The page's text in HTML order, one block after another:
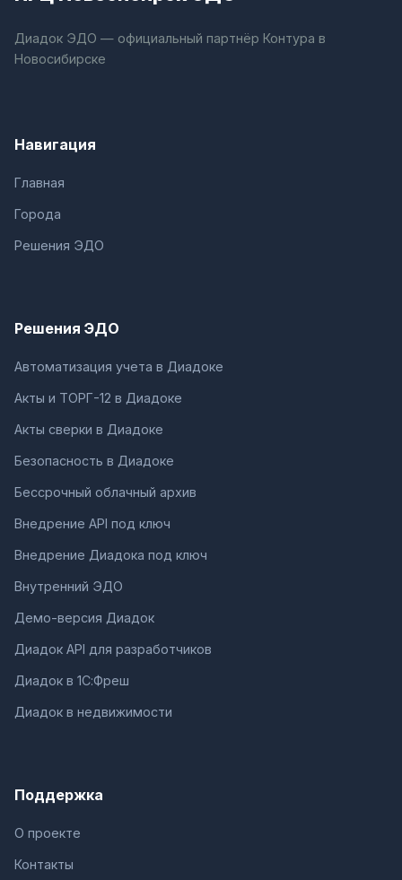
Диадок ЭДО — официальный партнёр Контура в
Новосибирске
Навигация
Главная
Города
Решения ЭДО
Решения ЭДО
Автоматизация учета в Диадоке
Акты и ТОРГ-12 в Диадоке
Акты сверки в Диадоке
Безопасность в Диадоке
Бессрочный облачный архив
Внедрение API под ключ
Внедрение Диадока под ключ
Внутренний ЭДО
Демо-версия Диадок
Диадок API для разработчиков
Диадок в 1С:Фреш
Диадок в недвижимости
Поддержка
О проекте
Контакты